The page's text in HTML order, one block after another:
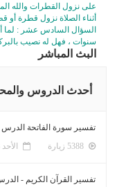
على نزول القطرات والله
أثناء الصلاة نزول قطرة
السؤال السادس عشر : لما
سنوات ، فهل له نصيب
البث المباشر
أحدث الدروس
تفسير سورة الفاتحة الدرس 05
الأحد 13 شعبان 1447ﻫ 1-2-2026م
تفسير القرآن الكريم - الدرس